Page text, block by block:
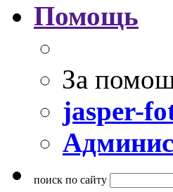
Помощь
За
jasper-
поиск по сайту